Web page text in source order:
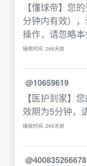
【懂球帝】您
分钟内有效）
操作，请忽略本
接收时间: 268天前
@10659619
【医护到家】
效期为5分钟，
接收时间: 269天前
@400835266678